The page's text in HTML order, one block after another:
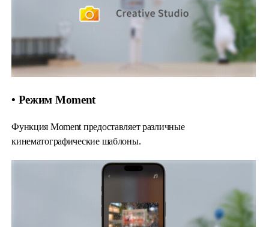
• Режим Moment
Функция Moment предоставляет различные
кинематографические шаблоны.